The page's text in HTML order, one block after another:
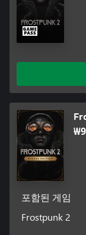
위원회 청사 내의
비용이 소모됩니다
로 이어지기 때문
항상 신중하게 결정
진보를 향해
연구 기관은 도시
로젝트는 반드시 파
있게 관계를 만들어
파벌
모든 시민은 위원
다. 저마다 다른 이
가지 공통점이 있
입니다. 위원회 청
여러 챕터로 구성
포함된 게임
Frostpunk 2